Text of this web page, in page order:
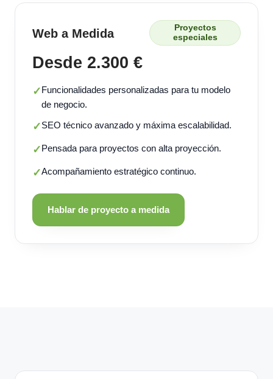
Web a Medida
Proyectos
especiales
Desde 2.300 €
✓Funcionalidades personalizadas para tu modelo
de negocio.
✓SEO técnico avanzado y máxima escalabilidad.
✓Pensada para proyectos con alta proyección.
✓Acompañamiento estratégico continuo.
Hablar de proyecto a medida